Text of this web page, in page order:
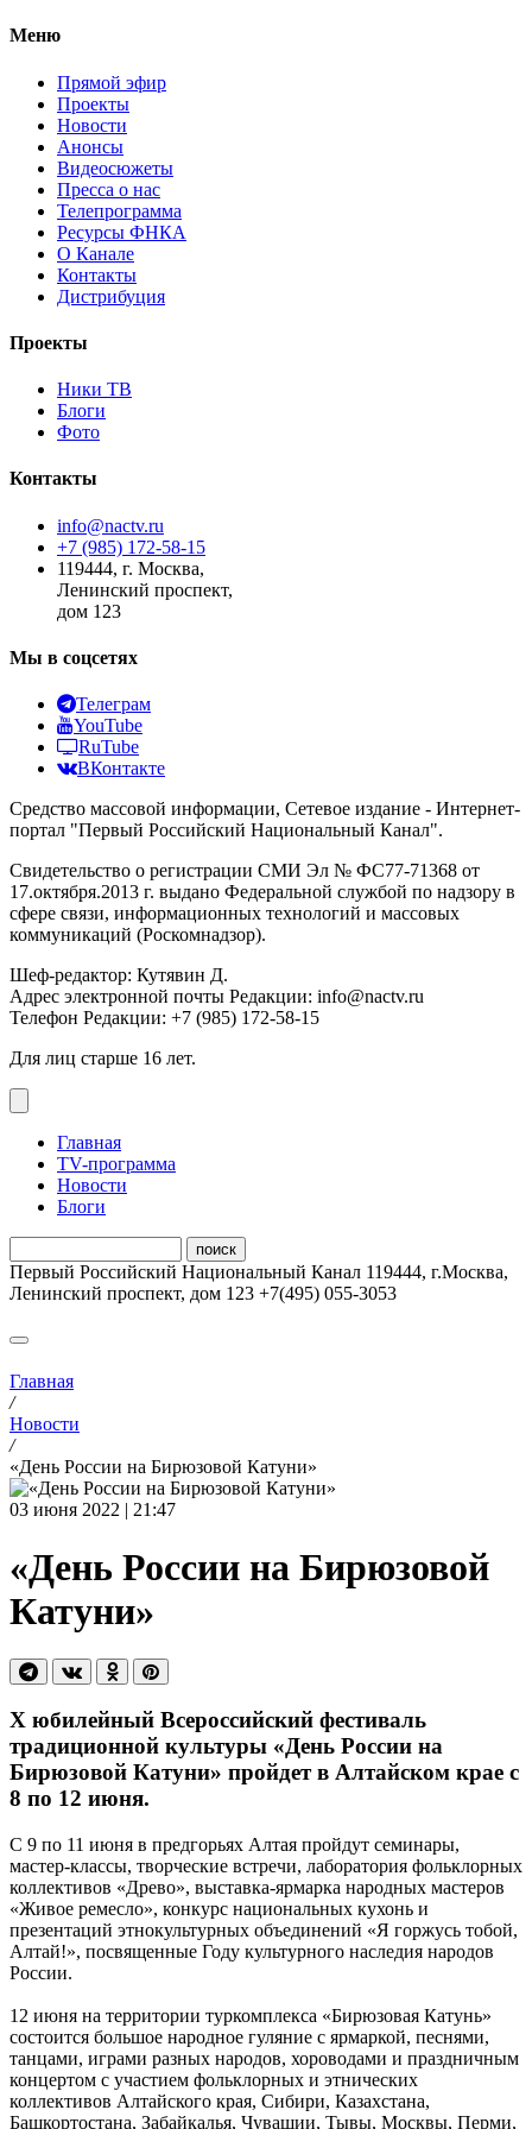
Меню
Прямой эфир
Проекты
Новости
Анонсы
Видеосюжеты
Пресса о нас
Телепрограмма
Ресурсы ФНКА
О Канале
Контакты
Дистрибуция
Проекты
Ники ТВ
Блоги
Фото
Контакты
info@nactv.ru
+7 (985) 172-58-15
119444, г. Москва,
Ленинский проспект,
дом 123
Мы в соцсетях
Телеграм
YouTube
RuTube
ВКонтакте
Средство массовой информации, Сетевое издание - Интернет-
портал "Первый Российский Национальный Канал".
Свидетельство о регистрации СМИ Эл № ФС77-71368 от
17.октября.2013 г. выдано Федеральной службой по надзору в
сфере связи, информационных технологий и массовых
коммуникаций (Роскомнадзор).
Шеф-редактор: Кутявин Д.
Адрес электронной почты Редакции: info@nactv.ru
Телефон Редакции: +7 (985) 172-58-15
Для лиц старше 16 лет.
Главная
ТV-программа
Новости
Блоги
Первый Российский Национальный Канал 119444, г.Москва,
Ленинский проспект, дом 123 +7(495) 055-3053
Главная
/
Новости
/
«День России на Бирюзовой Катуни»
03 июня 2022 | 21:47
«День России на Бирюзовой
Катуни»
X юбилейный Всероссийский фестиваль
традиционной культуры «День России на
Бирюзовой Катуни» пройдет в Алтайском крае с
8 по 12 июня.
С 9 по 11 июня в предгорьях Алтая пройдут семинары,
мастер-классы, творческие встречи, лаборатория фольклорных
коллективов «Древо», выставка-ярмарка народных мастеров
«Живое ремесло», конкурс национальных кухонь и
презентаций этнокультурных объединений «Я горжусь тобой,
Алтай!», посвященные Году культурного наследия народов
России.
12 июня на территории туркомплекса «Бирюзовая Катунь»
состоится большое народное гуляние с ярмаркой, песнями,
танцами, играми разных народов, хороводами и праздничным
концертом с участием фольклорных и этнических
коллективов Алтайского края, Сибири, Казахстана,
Башкортостана, Забайкалья, Чувашии, Тывы, Москвы, Перми,